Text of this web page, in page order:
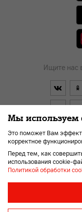
Ищите нас
Договор О
Помощь и
© 2026 Унитарное
Мы используем
Это поможет Вам
корректное
Перед тем, как
использования cookie-
Политикой обработки
«cookie»